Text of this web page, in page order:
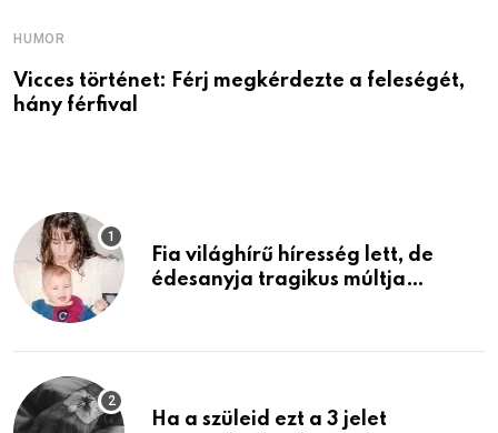
HUMOR
Vicces történet: Férj megkérdezte a feleségét,
hány férfival
Fia világhírű híresség lett, de
édesanyja tragikus múltja
Ha a szüleid ezt a 3 jelet